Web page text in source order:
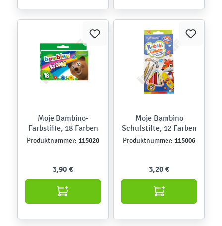
Moje Bambino-
Farbstifte, 18 Farben
Produktnummer: 115020
3,90 €
Moje Bambino
Schulstifte, 12 Farben
Produktnummer: 115006
3,20 €